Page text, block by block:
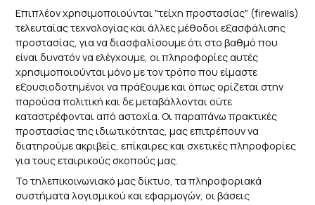
Επιπλέον χρησιμοποιούνται "τείχη προστασίας" (firewalls)
τελευταίας τεχνολογίας και άλλες μέθοδοι εξασφάλισης
προστασίας, για να διασφαλίσουμε ότι στο βαθμό που
είναι δυνατόν να ελέγχουμε, οι πληροφορίες αυτές
χρησιμοποιούνται μόνο με τον τρόπο που είμαστε
εξουσιοδοτημένοι να πράξουμε και όπως ορίζεται στην
παρούσα πολιτική και δε μεταβάλλονται ούτε
καταστρέφονται από αστοχία. Οι παραπάνω πρακτικές
προστασίας της ιδιωτικότητας, μας επιτρέπουν να
διατηρούμε ακριβείς, επίκαιρες και σχετικές πληροφορίες
για τους εταιρικούς σκοπούς μας.
Το τηλεπικοινωνιακό μας δίκτυο, τα πληροφοριακά
συστήματα λογισμικού και εφαρμογών, οι βάσεις